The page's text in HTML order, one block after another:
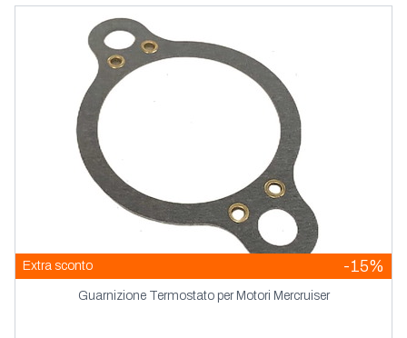
Extra sconto -15%
Guarnizione Termostato per Motori Mercruiser